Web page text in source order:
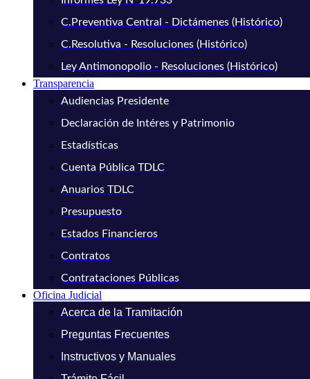
C.Preventiva Central - Dictámenes (Histórico)
C.Resolutiva - Resoluciones (Histórico)
Ley Antimonopolio - Resoluciones (Histórico)
Transparencia
Audiencias Presidente
Declaración de Intéres y Patrimonio
Estadísticas
Cuenta Pública TDLC
Anuarios TDLC
Presupuesto
Estados Financieros
Contratos
Contrataciones Públicas
Oficina Judicial
Acerca de la Tramitación
Preguntas Frecuentes
Instructivos y Manuales